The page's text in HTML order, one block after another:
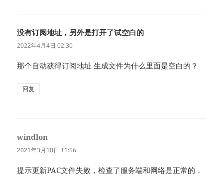
没有订阅地址，另外是打开了试空白的
2022年4月4日 02:30
那个自动获得订阅地址 生成文件为什么里面是空白的？
回复
windlon
道：
2021年3月10日 11:56
提示更新PAC文件失败，检查了服务端和网络是正常的，